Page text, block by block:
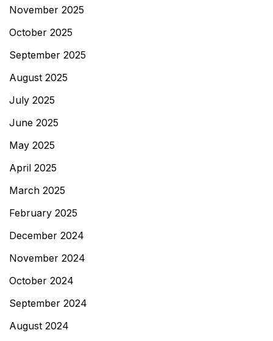
November 2025
October 2025
September 2025
August 2025
July 2025
June 2025
May 2025
April 2025
March 2025
February 2025
December 2024
November 2024
October 2024
September 2024
August 2024